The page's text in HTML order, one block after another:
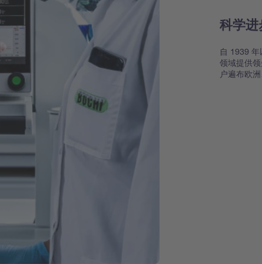
科学进
自 1939
领域提供
户遍布欧